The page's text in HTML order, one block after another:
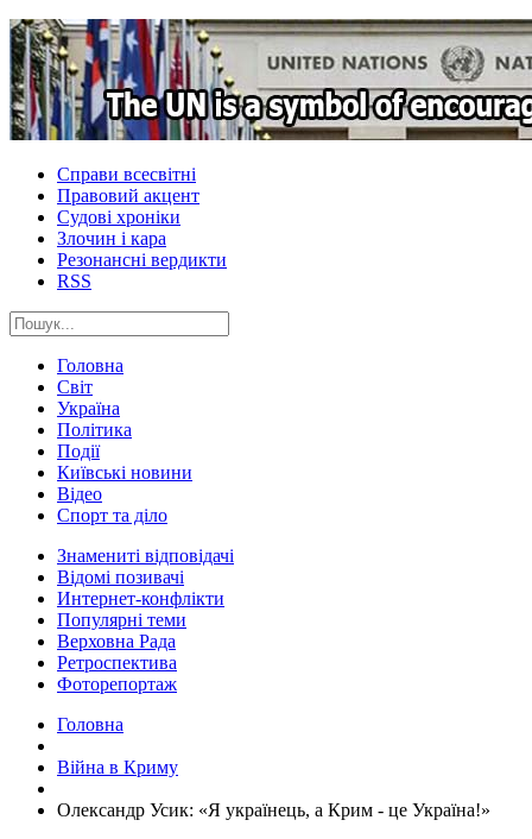
Справи всесвітні
Правовий акцент
Судові хроніки
Злочин і кара
Резонансні вердикти
RSS
Головна
Світ
Україна
Політика
Події
Київські новини
Відео
Спорт та діло
Знамениті відповідачі
Відомі позивачі
Интернет-конфлікти
Популярні теми
Верховна Рада
Ретроспектива
Фоторепортаж
Головна
Війна в Криму
Олександр Усик: «Я українець, а Крим - це Україна!»